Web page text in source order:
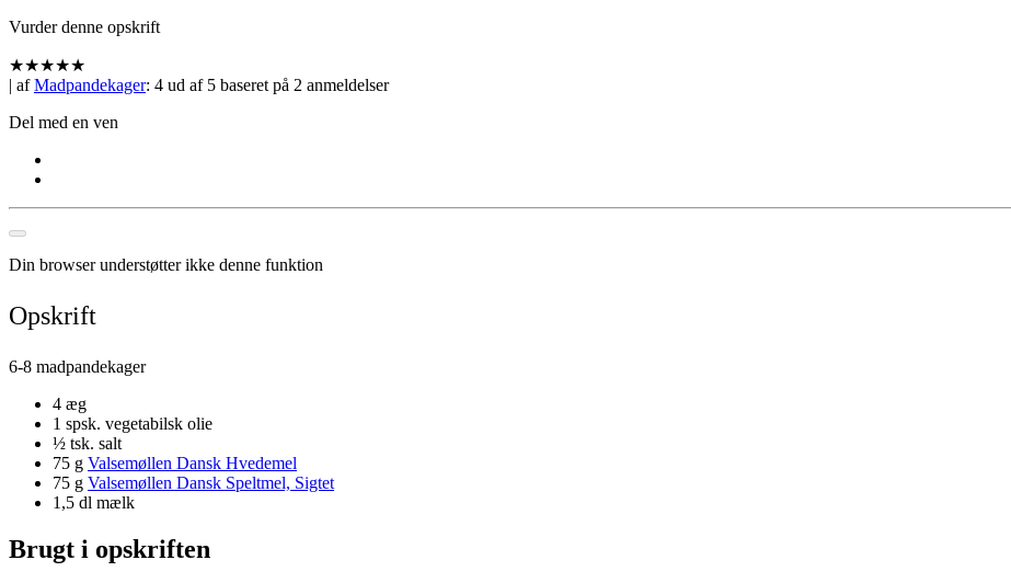
Vurder denne opskrift
★★★★★
| afMadpandekager: 4 ud af 5 baseret på 2 anmeldelser
Del med en ven
Din browser understøtter ikke denne funktion
Opskrift
6-8 madpandekager
4 æg
1 spsk. vegetabilsk olie
½ tsk. salt
75 g Valsemøllen Dansk Hvedemel
75 g Valsemøllen Dansk Speltmel, Sigtet
1,5 dl mælk
Brugt i opskriften